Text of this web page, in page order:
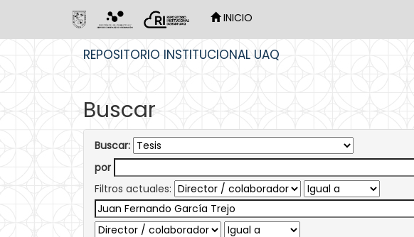
INICIO
REPOSITORIO INSTITUCIONAL UAQ
Buscar
Buscar:
por
Filtros actuales: